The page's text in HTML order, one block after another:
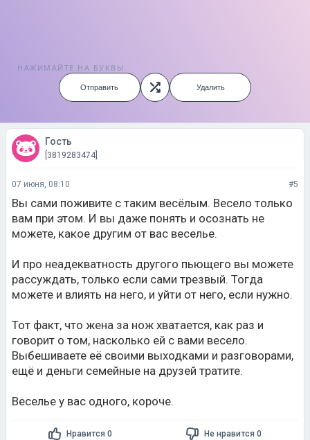
НАЖИМАЙТЕ НА БУКВЫ
Отправить Удалить
Гость
[3819283474]
07 июня, 08:10 #5
Вы сами поживите с таким весёлым. Весело только
вам при этом. И вы даже понять и осознать не
можете, какое другим от вас веселье.
И про неадекватность другого пьющего вы можете
рассуждать, только если сами трезвый. Тогда
можете и влиять на него, и уйти от него, если нужно.
Тот факт, что жена за нож хватается, как раз и
говорит о том, насколько ей с вами весело.
Выбешиваете её своими выходками и разговорами,
ещё и деньги семейные на друзей тратите.
Веселье у вас одного, короче.
Нравится 0 Не нравится 0